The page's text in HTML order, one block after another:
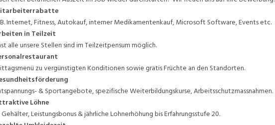
Internet, Fitness, Autokauf, interner Medikamentenkauf, Microsoft Software, Events etc.
in Teilzeit
alle unsere Stellen sind im Teilzeitpensum möglich.
zu vergünstigten Konditionen sowie gratis Früchte an den Standorten.
& Sportangebote, spezifische Weiterbildungskurse, Arbeitsschutzmassnahmen.
Löhne
Gehälter, Leistungsbonus & jährliche Lohnerhöhung bis Erfahrungsstufe 20.